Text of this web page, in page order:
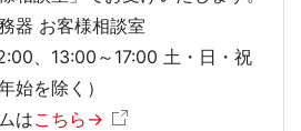
器 お客様相談室
、13:00～17:00 土・日・祝
始を除く）
はこちら→